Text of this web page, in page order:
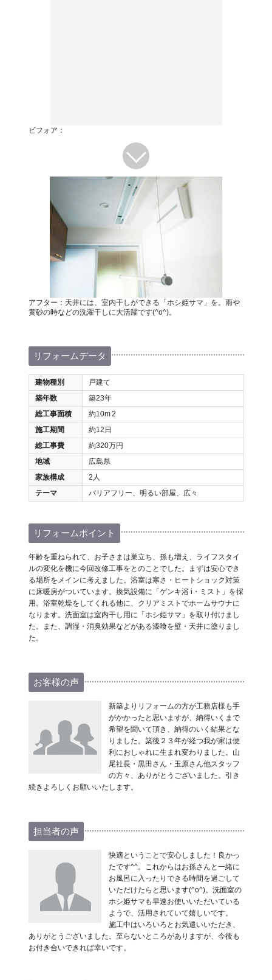
ビフォア：
アフター：天井には、室内干しができる「ホシ姫サマ」を。雨や
黄砂の時などの洗濯干しに大活躍です(^o^)。
リフォームデータ
建物種別
戸建て
築年数
築23年
総工事面積
約10m2
施工期間
約12日
総工事費
約320万円
地域
広島県
家族構成
2人
テーマ
バリアフリー、明るい部屋、広々
リフォームポイント
年齢を重ねられて、お子さまは巣立ち、孫も増え、ライフスタイ
ルの変化を機に今回改修工事をとのことでした。まずは安心でき
る場所をメインに考えました。浴室は寒さ・ヒートショック対策
に床暖房がついています。換気設備に「ゲンキ浴 i・ミスト」を採
用。浴室乾燥をしてくれる他に、クリアミストでホームサウナに
なります。洗面室は室内干し用に「ホシ姫サマ」を取り付けまし
た。また、調湿・消臭効果などがある漆喰を壁・天井に塗りまし
た。
お客様の声
新築よりリフォームの方が工務店様も手
がかかったと思いますが、納得いくまで
希望を聞いて頂き、納得のいく結果とな
りました。築後２３年が経つ我が家は便
利におしゃれに生まれ変わりました。山
尾社長・黒田さん・玉原さん他スタッフ
の方々、ありがとうございました。引き
続きよろしくお願いいたします。
担当者の声
快適ということで安心しました！良かっ
たです^^。これからはお孫さんと一緒に
お風呂に入ったりできる時間を過ごして
いただけたらと思います(^o^)。洗面室の
ホシ姫サマも早速お使いいただいている
ようで、活用されていて嬉しいです。
施工中はいろいろとお気遣いいただき、
ありがとうございました。至らないところがありますが、今後も
お付き合いできれば幸いです。